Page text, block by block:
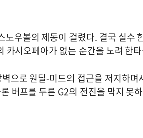
우볼의 제동이 걸렸다. 결국 실수
카시오페아가 없는 순간을 노려 한
으로 원딜-미드의 접근을 저지하
버프를 두른 G2의 전진을 막지 못